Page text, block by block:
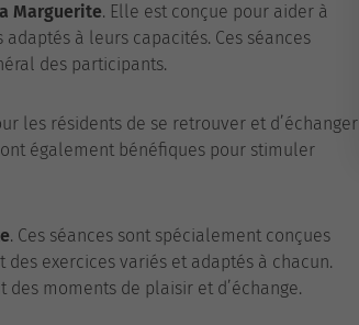
Marguerite. Elle est conçue pour aider à
à leurs capacités. Ces séances
des participants.
les résidents de se retrouver et d’échanger
également bénéfiques pour stimuler
. Ces séances sont spécialement conçues
exercices variés et adaptés à chacun.
moments de plaisir et d’échange.